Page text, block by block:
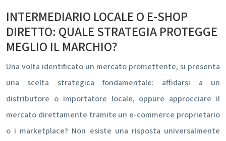
INTERMEDIARIO LOCALE O E-SHOP
DIRETTO: QUALE STRATEGIA PROTEGGE
MEGLIO IL MARCHIO?
Una volta identificato un mercato promettente, si presenta
una scelta strategica fondamentale: affidarsi a un
distributore o importatore locale, oppure approcciare il
mercato direttamente tramite un e-commerce proprietario
o i marketplace? Non esiste una risposta universalmente